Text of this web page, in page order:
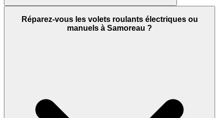
Réparez-vous les volets roulants électriques ou
manuels à Samoreau ?